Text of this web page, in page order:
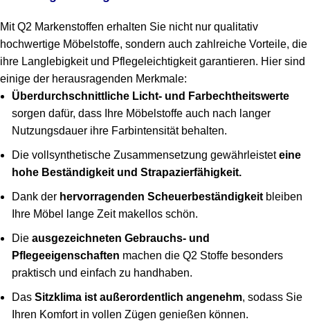
Mit Q2 Markenstoffen erhalten Sie nicht nur qualitativ
hochwertige Möbelstoffe, sondern auch zahlreiche Vorteile, die
ihre Langlebigkeit und Pflegeleichtigkeit garantieren. Hier sind
einige der herausragenden Merkmale:
Überdurchschnittliche Licht- und Farbechtheitswerte
sorgen dafür, dass Ihre Möbelstoffe auch nach langer
Nutzungsdauer ihre Farbintensität behalten.
Die vollsynthetische Zusammensetzung gewährleisteteine
hohe Beständigkeit und Strapazierfähigkeit.
Dank der hervorragenden Scheuerbeständigkeit bleiben
Ihre Möbel lange Zeit makellos schön.
Die ausgezeichneten Gebrauchs- und
Pflegeeigenschaften machen die Q2 Stoffe besonders
praktisch und einfach zu handhaben.
Das Sitzklima ist außerordentlich angenehm, sodass Sie
Ihren Komfort in vollen Zügen genießen können.